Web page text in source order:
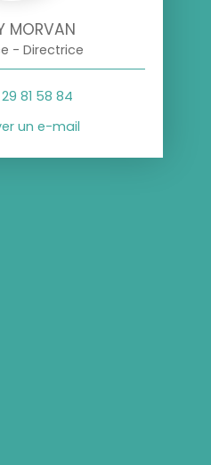
MORVAN
- Directrice
81 58 84
un e-mail